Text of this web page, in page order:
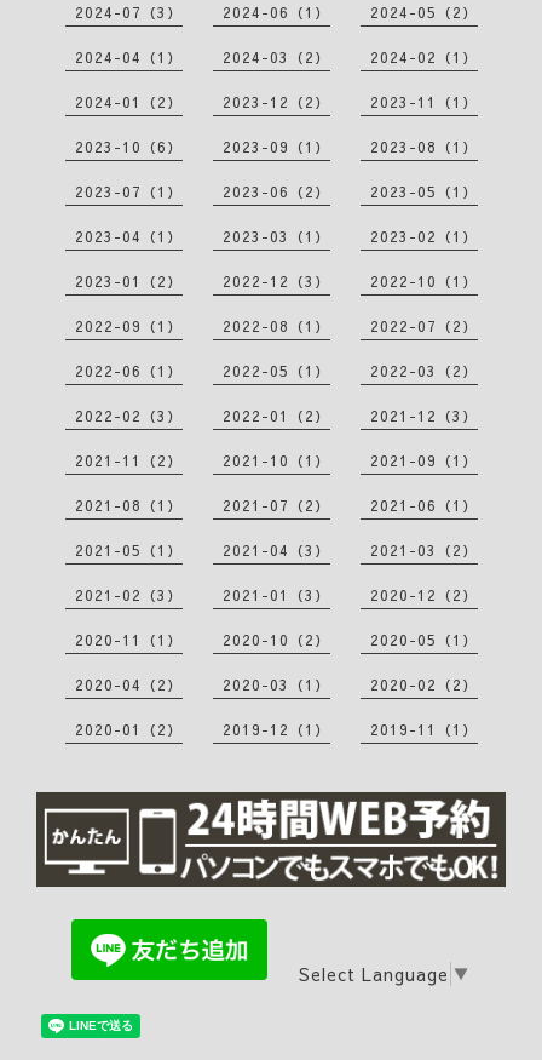
2024-07（3） 2024-06（1） 2024-05（2）
2024-04（1） 2024-03（2） 2024-02（1）
2024-01（2） 2023-12（2） 2023-11（1）
2023-10（6） 2023-09（1） 2023-08（1）
2023-07（1） 2023-06（2） 2023-05（1）
2023-04（1） 2023-03（1） 2023-02（1）
2023-01（2） 2022-12（3） 2022-10（1）
2022-09（1） 2022-08（1） 2022-07（2）
2022-06（1） 2022-05（1） 2022-03（2）
2022-02（3） 2022-01（2） 2021-12（3）
2021-11（2） 2021-10（1） 2021-09（1）
2021-08（1） 2021-07（2） 2021-06（1）
2021-05（1） 2021-04（3） 2021-03（2）
2021-02（3） 2021-01（3） 2020-12（2）
2020-11（1） 2020-10（2） 2020-05（1）
2020-04（2） 2020-03（1） 2020-02（2）
2020-01（2） 2019-12（1） 2019-11（1）
Select Language ▼